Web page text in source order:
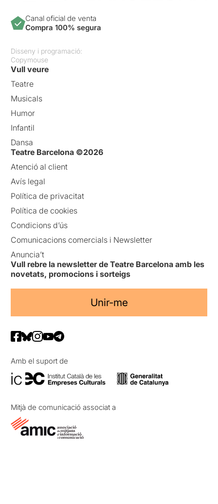
Canal oficial de venta
Compra 100% segura
Disseny i programació:
Copymouse
Vull veure
Teatre
Musicals
Humor
Infantil
Dansa
Teatre Barcelona ©2026
Atenció al client
Avís legal
Política de privacitat
Política de cookies
Condicions d’ús
Comunicacions comercials i Newsletter
Anuncia’t
Vull rebre la newsletter de Teatre Barcelona amb les
novetats, promocions i sorteigs
Unir-me
Amb el suport de
Mitjà de comunicació associat a